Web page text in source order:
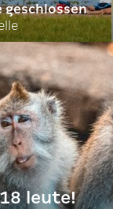
geschlossen
leute!